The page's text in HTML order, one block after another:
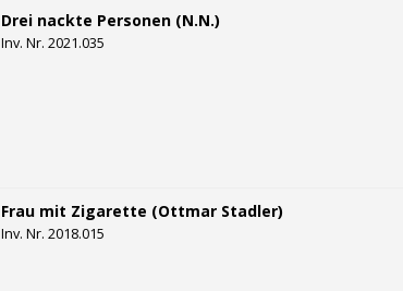
Drei nackte Personen (N.N.)
Inv. Nr. 2021.035
Frau mit Zigarette (Ottmar Stadler)
Inv. Nr. 2018.015